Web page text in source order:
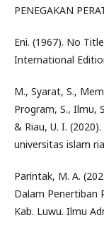
PENEGAKAN
Eni. (1967). No
International
M., Syarat, S.,
Program, S., Ilmu,
& Riau, U. I.
universitas islam
Parintak, M. A.
Dalam Penertiban
Kab. Luwu. Ilmu